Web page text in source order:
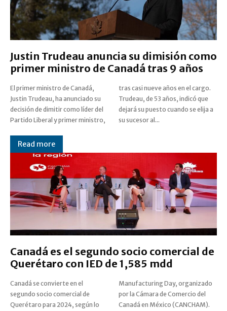
Justin Trudeau anuncia su dimisión como
primer ministro de Canadá tras 9 años
El primer ministro de Canadá,
Justin Trudeau, ha anunciado su
decisión de dimitir como líder del
Partido Liberal y primer ministro,
tras casi nueve años en el cargo.
Trudeau, de 53 años, indicó que
dejará su puesto cuando se elija a
su sucesor al...
Read more
Canadá es el segundo socio comercial de
Querétaro con IED de 1,585 mdd
Canadá se convierte en el
segundo socio comercial de
Querétaro para 2024, según lo
Manufacturing Day, organizado
por la Cámara de Comercio del
Canadá en México (CANCHAM).